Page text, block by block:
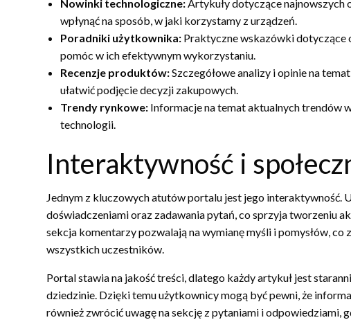
Nowinki technologiczne:Artykuły dotyczące najnowszych
wpłynąć na sposób, w jaki korzystamy z urządzeń.
Poradniki użytkownika: Praktyczne wskazówki dotyczące
pomóc w ich efektywnym wykorzystaniu.
Recenzje produktów:Szczegółowe analizy i opinie na
ułatwić podjęcie decyzji zakupowych.
Trendy rynkowe: Informacje na temat aktualnych trendów
technologii.
Interaktywność i
Jednym z kluczowych atutów portalu jest jego interaktywność.
doświadczeniami oraz zadawania pytań, co sprzyja tworzeniu
sekcja komentarzy pozwalają na wymianę myśli i pomysłów,
wszystkich uczestników.
Portal stawia na jakość treści, dlatego każdy artykuł jest
dziedzinie. Dzięki temu użytkownicy mogą być pewni, że
również zwrócić uwagę na sekcję z pytaniami i odpowiedziami,